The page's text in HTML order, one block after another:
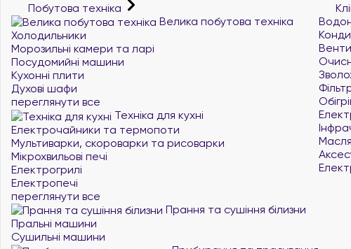
Побутова техніка
Велика побутова техніка
Холодильники
Морозильні камери та ларі
Посудомийні машини
Кухонні плити
Духові шафи
переглянути все
Техніка для кухні
Електрочайники та термопоти
Мультиварки, скороварки та рисоварки
Мікрохвильові печі
Електрогрилі
Електропечі
переглянути все
Прання та сушіння білизни
Пральні машини
Сушильні машини